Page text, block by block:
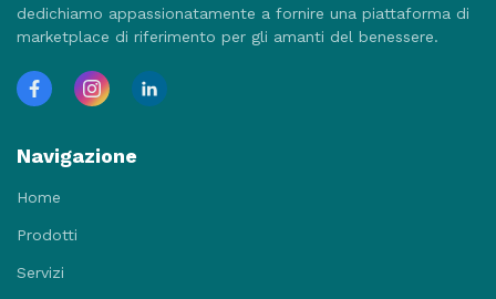
dedichiamo appassionatamente a fornire una piattaforma di
marketplace di riferimento per gli amanti del benessere.
Navigazione
Home
Prodotti
Servizi